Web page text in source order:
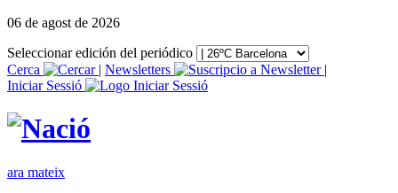
06 de agost de 2026
Seleccionar edición del periódico
Cerca
| Newsletters
|
Iniciar Sessió
ara mateix